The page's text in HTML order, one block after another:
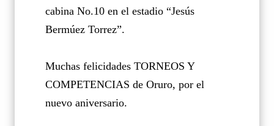
cabina No.10 en el estadio “Jesús
Bermúez Torrez”.
Muchas felicidades TORNEOS Y
COMPETENCIAS de Oruro, por el
nuevo aniversario.